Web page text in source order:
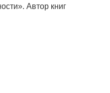
Автор книг